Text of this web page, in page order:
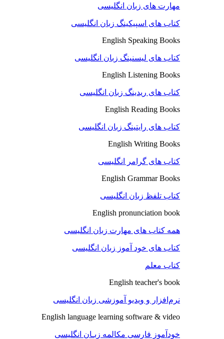
مهارت های زبان انگلیسی
کتاب های اسپیکینگ زبان انگلیسی
English Speaking Books
کتاب های لیسنینگ زبان انگلیسی
English Listening Books
کتاب های ریدینگ زبان انگلیسی
English Reading Books
کتاب های رایتینگ زبان انگلیسی
English Writing Books
کتاب های گرامر انگلیسی
English Grammar Books
کتاب تلفظ زبان انگلیسی
English pronunciation book
همه کتاب های مهارت زبان انگلیسی
کتاب های خود آموز زبان انگلیسی
کتاب معلم
English teacher's book
نرم‌افزار و ویدیو آموزشی زبان انگلیسی
English language learning software & video
خودآموز فارسی مکالمه زبـان انگلیسی